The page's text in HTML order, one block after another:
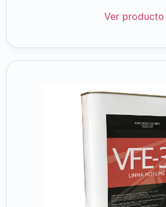
Ver producto